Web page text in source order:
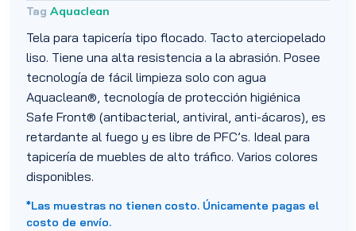
Tag Aquaclean
Tela para tapicería tipo flocado. Tacto aterciopelado
liso. Tiene una alta resistencia a la abrasión. Posee
tecnología de fácil limpieza solo con agua
Aquaclean®, tecnología de protección higiénica
Safe Front® (antibacterial, antiviral, anti-ácaros), es
retardante al fuego y es libre de PFC’s. Ideal para
tapicería de muebles de alto tráfico. Varios colores
disponibles.
*Las muestras no tienen costo. Únicamente pagas el
costo de envío.